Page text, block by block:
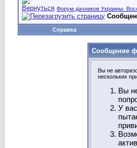
Форум дачников Украины.
Справка
Сообщение
Вы не
нескольких
Вы
У